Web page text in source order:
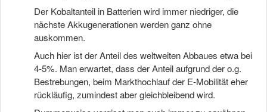
Der Kobaltanteil in Batterien wird immer niedriger, die
nächste Akkugenerationen werden ganz ohne
auskommen.
Auch hier ist der Anteil des weltweiten Abbaues etwa bei
4-5%. Man erwartet, dass der Anteil aufgrund der o.g.
Bestrebungen, beim Markthochlauf der E-Mobilität eher
rückläufig, zumindest aber gleichbleibend wird.